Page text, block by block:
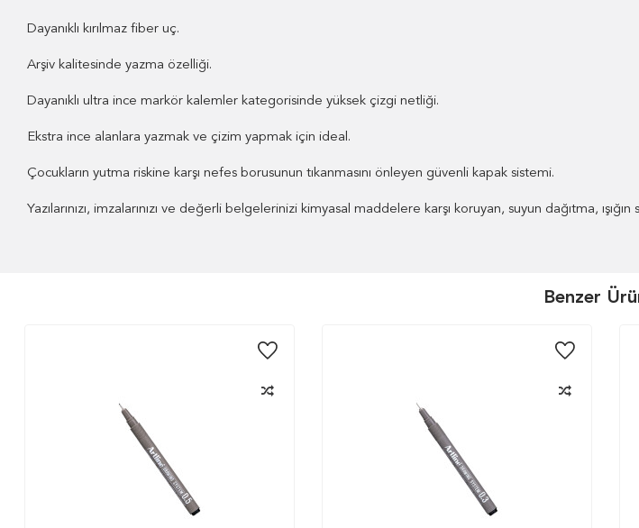
Dayanıklı kırılmaz fiber uç.
Arşiv kalitesinde yazma özelliği.
Dayanıklı ultra ince markör kalemler kategorisinde yüksek çizgi netliği.
Ekstra ince alanlara yazmak ve çizim yapmak için ideal.
Çocukların yutma riskine karşı nefes borusunun tıkanmasını önleyen güvenli kapak sistemi.
Yazılarınızı, imzalarınızı ve değerli belgelerinizi kimyasal maddelere karşı koruyan, suyun dağıtma,
Benzer